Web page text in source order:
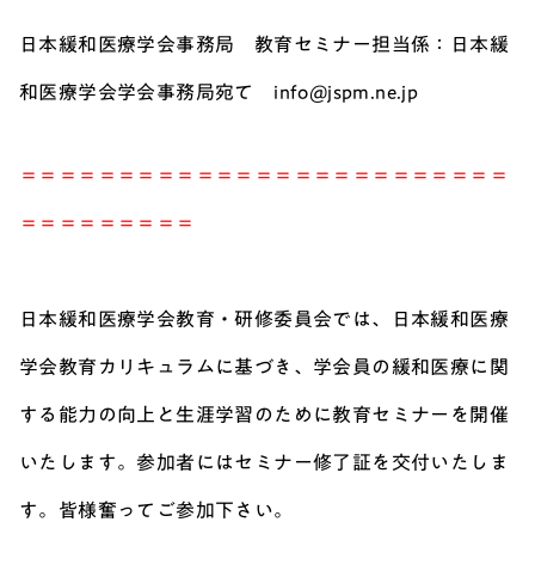
日本緩和医療学会事務局 教育セミナー担当係：日本緩
和医療学会学会事務局宛て info@jspm.ne.jp
＝＝＝＝＝＝＝＝＝＝＝＝＝＝＝＝＝＝＝＝＝＝＝＝＝
＝＝＝＝＝＝＝＝＝
日本緩和医療学会教育・研修委員会では、日本緩和医療
学会教育カリキュラムに基づき、学会員の緩和医療に関
する能力の向上と生涯学習のために教育セミナーを開催
いたします。参加者にはセミナー修了証を交付いたしま
す。皆様奮ってご参加下さい。